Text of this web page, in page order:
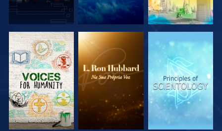
EXPLORAR A
SÉRIE
EXPLORAR A
SÉRIE
EXPLORAR A
SÉRIE